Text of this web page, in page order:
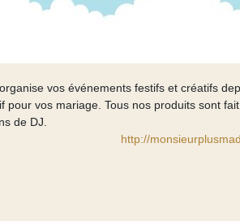
vos événements festifs et créatifs
pour vos mariage. Tous nos produits sont
de DJ.
http://